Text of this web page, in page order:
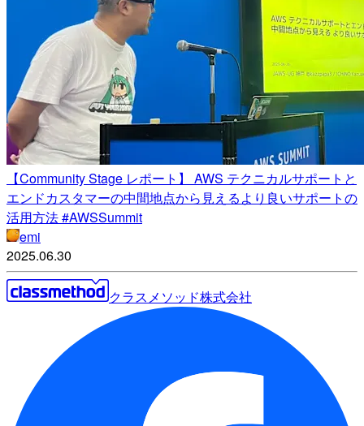
【Community Stage レポート】 AWS テクニカルサポートと
エンドカスタマーの中間地点から見えるより良いサポートの
活用方法 #AWSSummit
emi
2025.06.30
クラスメソッド株式会社